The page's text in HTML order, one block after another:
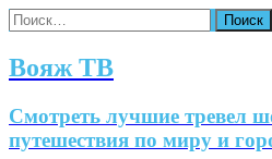
Найти:
Вояж ТВ
Смотреть лучшие тревел
путешествия по миру и